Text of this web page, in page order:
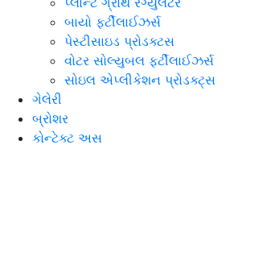
બાયો ફર્ટીલાઈઝર્સ
પેસ્ટીસાઇડ પ્રોડક્ટસ
વોટર સોલ્યુબલ ફર્ટીલાઈઝર્સ
સોઇલ એપ્લીકેશન પ્રોડક્ટ્સ
ગેલેરી
બ્રોશર
કોન્ટેક્ટ અસ